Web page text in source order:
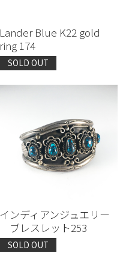
Lander Blue K22 gold
ring 174
SOLD OUT
インディアンジュエリー
ブレスレット253
SOLD OUT